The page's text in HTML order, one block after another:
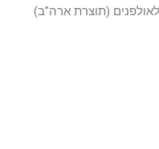
(תוצרת ארה”ב)